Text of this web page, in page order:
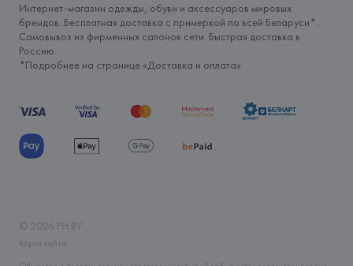
Интернет-магазин одежды, обуви и аксессуаров мировых
брендов. Бесплатная доставка с примеркой по всей Беларуси*.
Самовывоз из фирменных салонов сети. Быстрая доставка в
Россию.
*Подробнее на странице «Доставка и оплата»
© 2026 FH.BY
Карта сайта